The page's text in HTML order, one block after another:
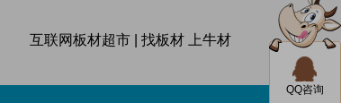
互联网板材超市 | 找板材 上牛材
QQ咨询